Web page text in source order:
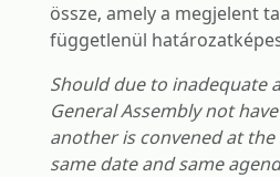
össze, amely a megjelent
függetlenül
Should due to inadequate
General Assembly not
another is convened at
same date and same